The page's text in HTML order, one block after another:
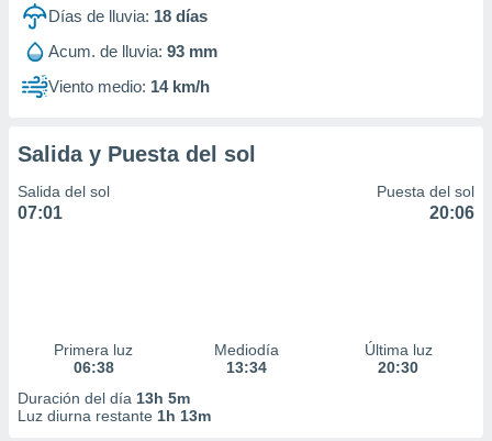
1199
Días de lluvia: 18 días
Acum. de lluvia: 93 mm
Viento medio: 14 km/h
Salida y Puesta del sol
Salida del sol
07:01
Puesta del sol
20:06
Primera luz
06:38
Mediodía
13:34
Última luz
20:30
Duración del día 13h 5m
Luz diurna restante 1h 13m